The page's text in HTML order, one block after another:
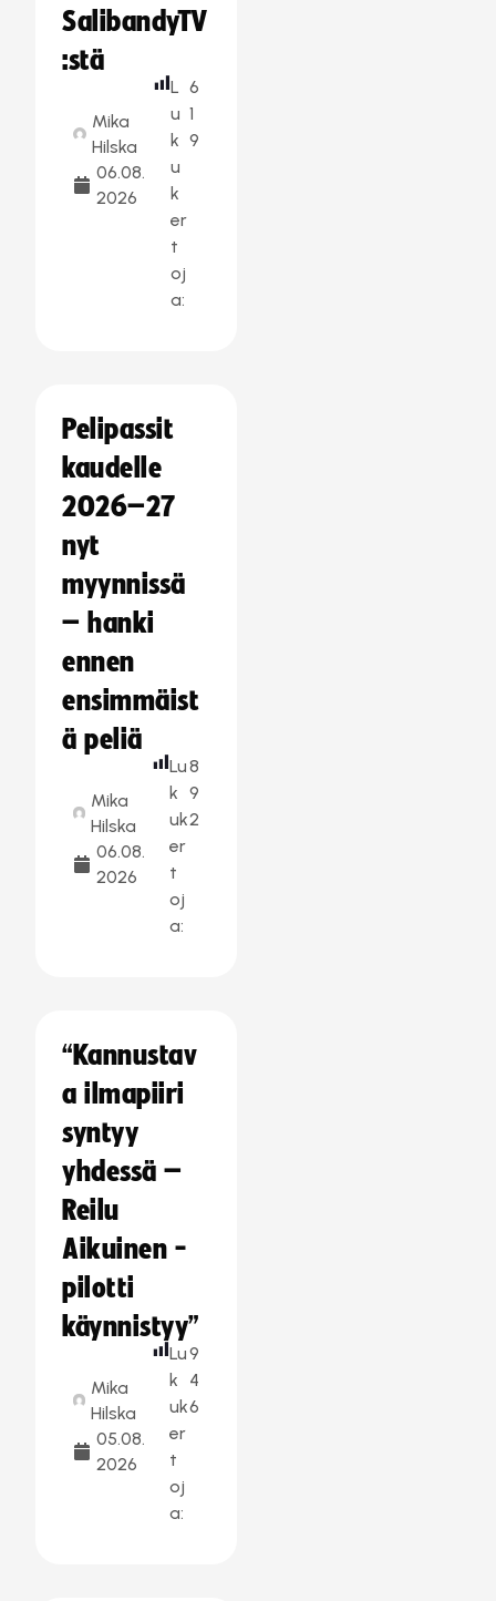
SalibandyTV
:stä
Mika
Hilska
06.08.
2026
L
u
k
u
k
er
t
oj
a:
6
1
9
Pelipassit
kaudelle
2026–27
nyt
myynnissä
– hanki
ennen
ensimmäist
ä peliä
Mika
Hilska
06.08.
2026
Lu
k
uk
er
t
oj
a:
8
9
2
“Kannustav
a ilmapiiri
syntyy
yhdessä –
Reilu
Aikuinen -
pilotti
käynnistyy”
Mika
Hilska
05.08.
2026
Lu
k
uk
er
t
oj
a:
9
4
6